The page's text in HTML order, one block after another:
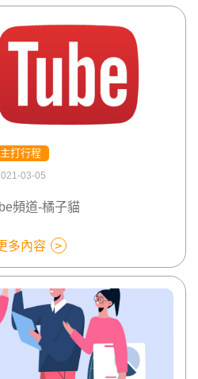
主打行程
03-05
頻道-橘子貓
多內容